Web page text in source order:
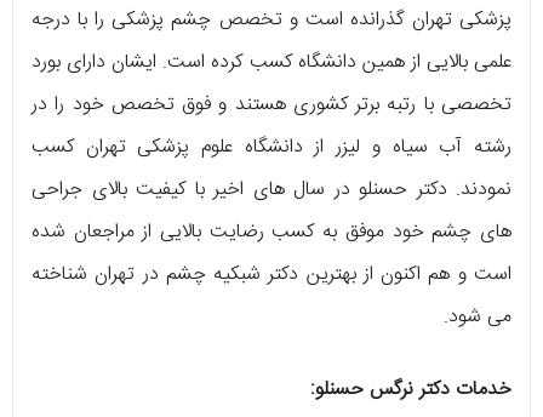
پزشکی تهران گذرانده است و تخصص چشم پزشکی را با درجه
علمی بالایی از همین دانشگاه کسب کرده است. ایشان دارای بورد
تخصصی با رتبه برتر کشوری هستند و فوق تخصص خود را در
رشته آب سیاه و لیزر از دانشگاه علوم پزشکی تهران کسب
نمودند. دکتر حسنلو در سال‌ های اخیر با کیفیت بالای جراحی‌
های چشم خود موفق به کسب رضایت بالایی از مراجعان شده
است و هم اکنون از بهترین دکتر شبکیه چشم در تهران شناخته
می‌ شود.
خدمات دکتر نرگس حسنلو: